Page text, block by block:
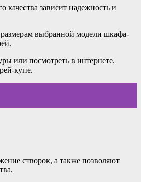
зависит надежность и
выбранной модели шкафа-
или посмотреть в интернете.
купе.
створок, а также позволяют